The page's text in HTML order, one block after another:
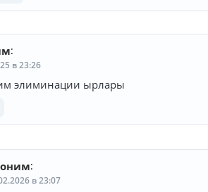
:
в 23:26
элиминации ырлары
:
в 23:07